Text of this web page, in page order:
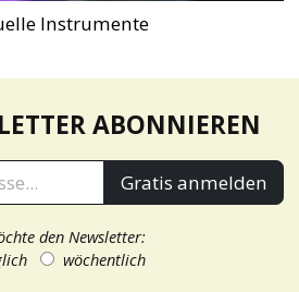
Instrumente
ABONNIEREN
Gratis anmelden
den Newsletter:
wöchentlich